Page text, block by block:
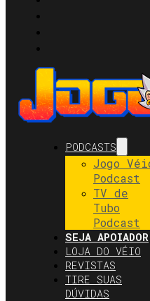
PODCASTS
Jogo
Podcast
TV de
Tubo
Podcast
SEJA APOIADOR
LOJA DO VÉIO
REVISTAS
TIRE SUAS
DÚVIDAS